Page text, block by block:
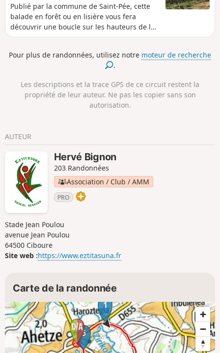
Publié par la commune de Saint-Pée, cette
balade en forêt ou en lisière vous fera
découvrir une boucle sur les hauteurs de la
commune. La randonnée tire son nom du
Pour plus de randonnées, utilisez notre moteur de recherche
.
Les descriptions et la trace GPS de ce circuit restent la
propriété de leur auteur. Ne pas les copier sans son
autorisation.
AUTEUR
Hervé Bignon
203 Randonnées
Association / Club / AMM
PRO
Stade Jean Poulou
avenue Jean Poulou
64500 Ciboure
Site web :https://www.eztitasuna.fr
Carte de la randonnée
1
5